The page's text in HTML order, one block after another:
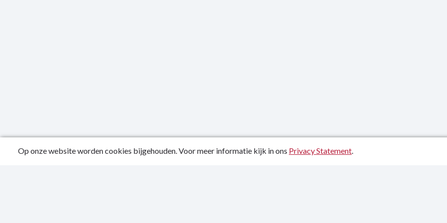
Publicatiedatum: 24-06-2024
Op onze website worden cookies bijgehouden. Voor meer informatie kijk in ons Privacy Statement.